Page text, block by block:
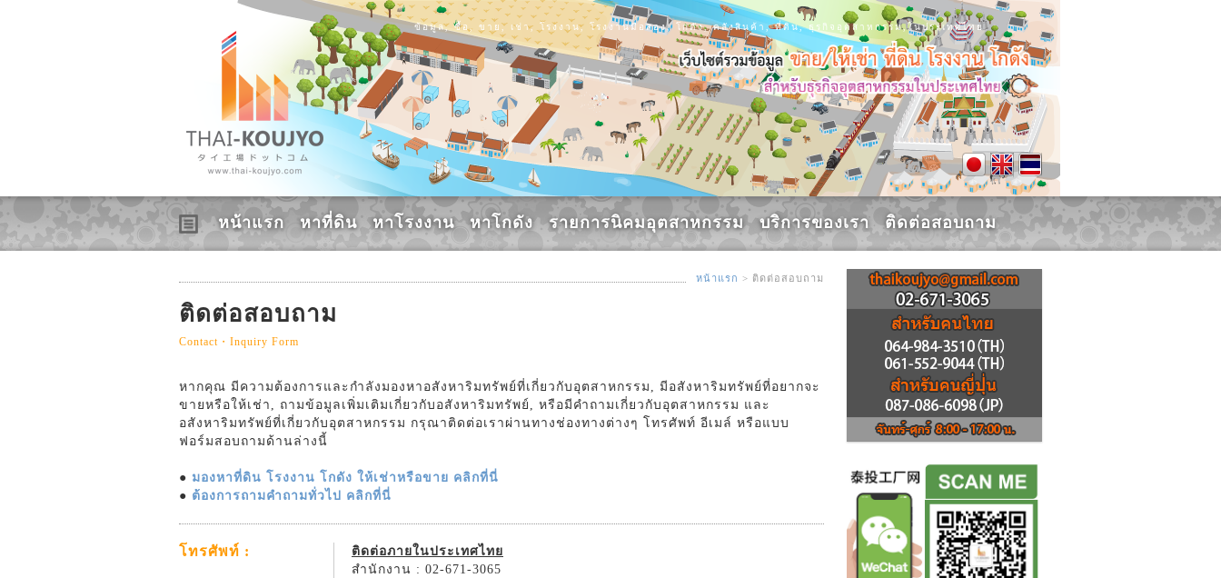
ข้อมูล, ซื้อ, ขาย, เช่า, โรงงาน, โรงงานมือสอง, โกดัง, คลังสินค้า, ที่ดิน, ธุรกิจอุตสาหกรรม,ในประเทศไทย
หน้าแรก หาที่ดิน หาโรงงาน หาโกดัง รายการนิคมอุตสาหกรรม บริการของเรา ติดต่อสอบถาม
หน้าแรก > ติดต่อสอบถาม
ติดต่อสอบถาม
Contact・Inquiry Form
หากคุณ มีความต้องการและกำลังมองหาอสังหาริมทรัพย์ที่เกี่ยวกับอุตสาหกรรม, มีอสังหาริมทรัพย์ที่อยากจะ
ขายหรือให้เช่า, ถามข้อมูลเพิ่มเติมเกี่ยวกับอสังหาริมทรัพย์, หรือมีคำถามเกี่ยวกับอุตสาหกรรม และ
อสังหาริมทรัพย์ที่เกี่ยวกับอุตสาหกรรม กรุณาติดต่อเราผ่านทางช่องทางต่างๆ โทรศัพท์ อีเมล์ หรือแบบ
ฟอร์มสอบถามด้านล่างนี้
● มองหาที่ดิน โรงงาน โกดัง ให้เช่าหรือขาย คลิกที่นี่
● ต้องการถามคำถามทั่วไป คลิกที่นี่
โทรศัพท์ :
ติดต่อภายในประเทศไทย
สำนักงาน : 02-671-3065